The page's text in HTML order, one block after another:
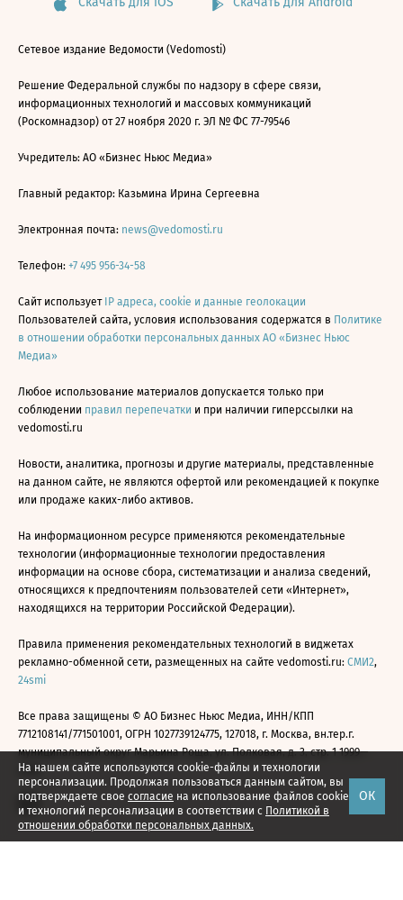
На нашем сайте используются cookie-файлы и технологии
персонализации. Продолжая пользоваться данным сайтом, вы
подтверждаете свое согласие на использование файлов cookie
и технологий персонализации в соответствии с Политикой в
отношении обработки персональных данных.
ОК
Сетевое издание Ведомости (Vedomosti)
Решение Федеральной службы по надзору в сфере связи,
информационных технологий и массовых коммуникаций
(Роскомнадзор) от 27 ноября 2020 г. ЭЛ № ФС 77-79546
Учредитель: АО «Бизнес Ньюс Медиа»
Главный редактор: Казьмина Ирина Сергеевна
Электронная почта: news@vedomosti.ru
Телефон: +7 495 956-34-58
Сайт использует IP адреса, cookie и данные геолокации
Пользователей сайта, условия использования содержатся в Политике
в отношении обработки персональных данных АО «Бизнес Ньюс
Медиа»
Любое использование материалов допускается только при
соблюдении правил перепечатки и при наличии гиперссылки на
vedomosti.ru
Новости, аналитика, прогнозы и другие материалы, представленные
на данном сайте, не являются офертой или рекомендацией к покупке
или продаже каких-либо активов.
На информационном ресурсе применяются рекомендательные
технологии (информационные технологии предоставления
информации на основе сбора, систематизации и анализа сведений,
относящихся к предпочтениям пользователей сети «Интернет»,
находящихся на территории Российской Федерации).
Правила применения рекомендательных технологий в виджетах
рекламно-обменной сети, размещенных на сайте vedomosti.ru: СМИ2,
24smi
Все права защищены © АО Бизнес Ньюс Медиа, ИНН/КПП
7712108141/771501001, ОГРН 1027739124775, 127018, г. Москва, вн.тер.г.
муниципальный округ Марьина Роща, ул. Полковая, д. 3, стр. 1 1999—
2026